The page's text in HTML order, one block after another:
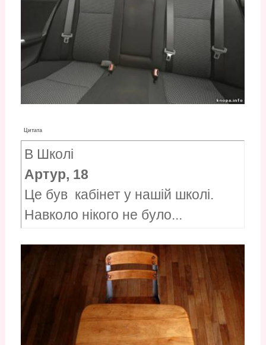
Цитата
В Школі
Артур, 18
Це був кабінет у нашій школі.
Навколо нікого не було...